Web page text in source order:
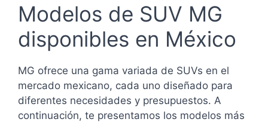
Modelos de SUV MG
disponibles en México
MG ofrece una gama variada de SUVs en el
mercado mexicano, cada uno diseñado para
diferentes necesidades y presupuestos. A
continuación, te presentamos los modelos más